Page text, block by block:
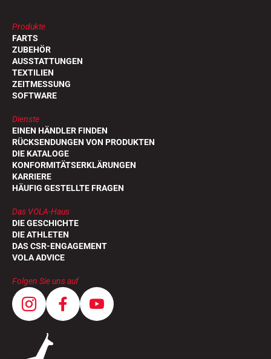
Produkte
FARTS
ZUBEHÖR
AUSSTATTUNGEN
TEXTILIEN
ZEITMESSUNG
SOFTWARE
Dienste
EINEN HÄNDLER FINDEN
RÜCKSENDUNGEN VON PRODUKTEN
DIE KATALOGE
KONFORMITÄTSERKLÄRUNGEN
KARRIERE
HÄUFIG GESTELLTE FRAGEN
Das VOLA-Haus
DIE GESCHICHTE
DIE ATHLETEN
DAS CSR-ENGAGEMENT
VOLA ADVICE
Folgen Sie uns auf